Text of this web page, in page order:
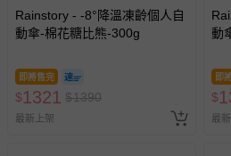
Rainstory - -8°降溫凍齡個人自
動傘-棉花糖比熊-300g
即將售完
$1321 $1390
最新上架
動
即
$
最